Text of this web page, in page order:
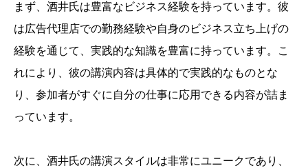
まず、酒井氏は豊富なビジネス経験を持っています。彼
は広告代理店での勤務経験や自身のビジネス立ち上げの
経験を通じて、実践的な知識を豊富に持っています。こ
れにより、彼の講演内容は具体的で実践的なものとな
り、参加者がすぐに自分の仕事に応用できる内容が詰ま
っています。
次に、酒井氏の講演スタイルは非常にユニークであり、